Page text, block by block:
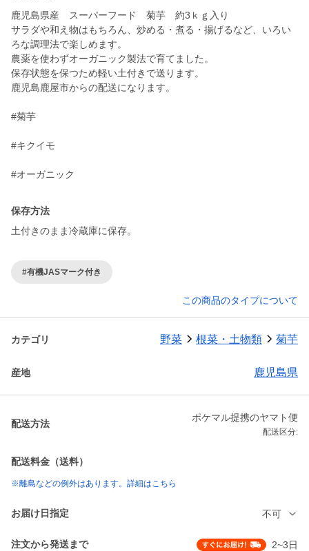
鹿児島県産 スーパーフード 菊芋 約3ｋｇ入り
サラダや和え物はもちろん、炒める・煮る・揚げるなど、いろい
ろな調理法で楽しめます。
農薬を使わずオーガニック製法で育てました。
保存状態を保つため軽い土付きで送ります。
鹿児島鹿屋市からの配送になります。
#菊芋
#キクイモ
#オーガニック
保存方法
#有機JASマーク付き
この商品のタイプについて
カテゴリ 野菜 根菜・土物類 菊芋
産地 鹿児島県
配送方法
ポケマル提携のヤマト便
配送区分:
配送料金（送料）
※離島などの例外はあります。詳細はこちら
お届け日指定 不可
注文から発送まで 2~3日